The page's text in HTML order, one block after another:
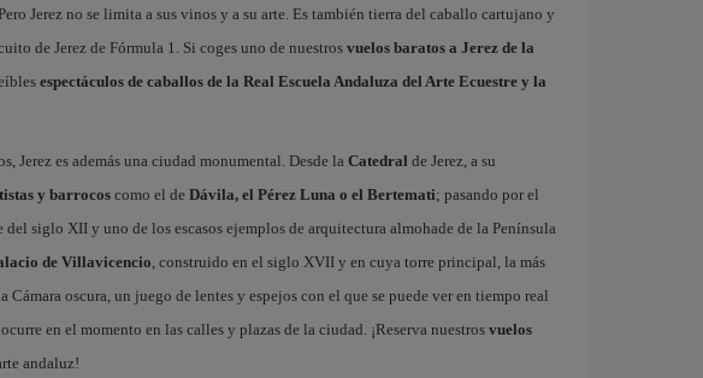
Jerez no se limita a sus vinos y a su arte. Es también tierra del caballo cartujano y
de Jerez de Fórmula 1. Si coges uno de nuestros vuelos baratos a Jerez de la
espectáculos de caballos de la Real Escuela Andaluza del Arte Ecuestre y la
Jerez es además una ciudad monumental. Desde la Catedral de Jerez, a su
y barrocoscomo el de Dávila, el Pérez Luna o el Bertemati; pasando por el
del siglo XII y uno de los escasos ejemplos de arquitectura almohade de la Península
de Villavicencio, construido en el siglo XVII y en cuya torre principal, la más
Cámara oscura, un juego de lentes y espejos con el que se puede ver en tiempo real
en el momento en las calles y plazas de la ciudad. ¡Reserva nuestros vuelos
andaluz!